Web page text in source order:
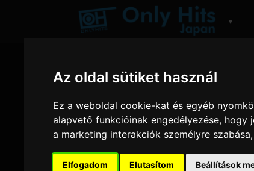
Az oldal sütiket használ
Ez a weboldal cookie-kat és egyéb
alapvető funkcióinak engedélyezése, hogy
a marketing interakciók személyre szabása
Elfogadom Elutasítom Beállítások
▼